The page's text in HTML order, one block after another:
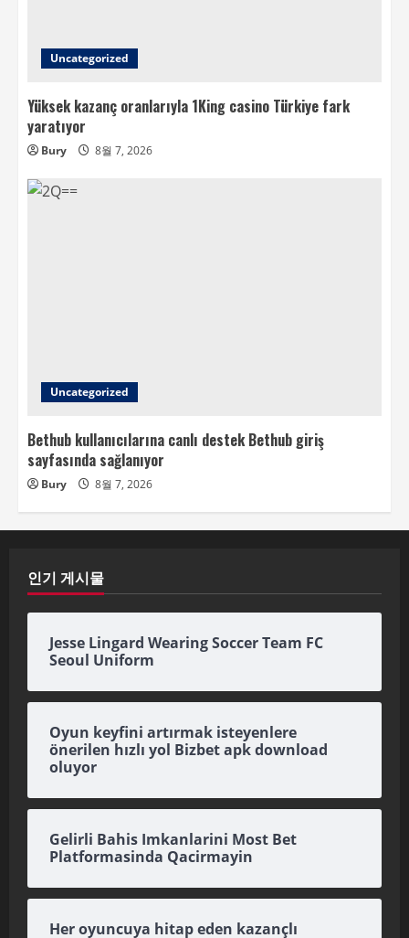
Uncategorized
Yüksek kazanç oranlarıyla 1King casino Türkiye fark
yaratıyor
Bury 8월 7, 2026
Uncategorized
Bethub kullanıcılarına canlı destek Bethub giriş
sayfasında sağlanıyor
Bury 8월 7, 2026
인기 게시물
Jesse Lingard Wearing Soccer Team FC
Seoul Uniform
Oyun keyfini artırmak isteyenlere
önerilen hızlı yol Bizbet apk download
oluyor
Gelirli Bahis Imkanlarini Most Bet
Platformasinda Qacirmayin
Her oyuncuya hitap eden kazançlı